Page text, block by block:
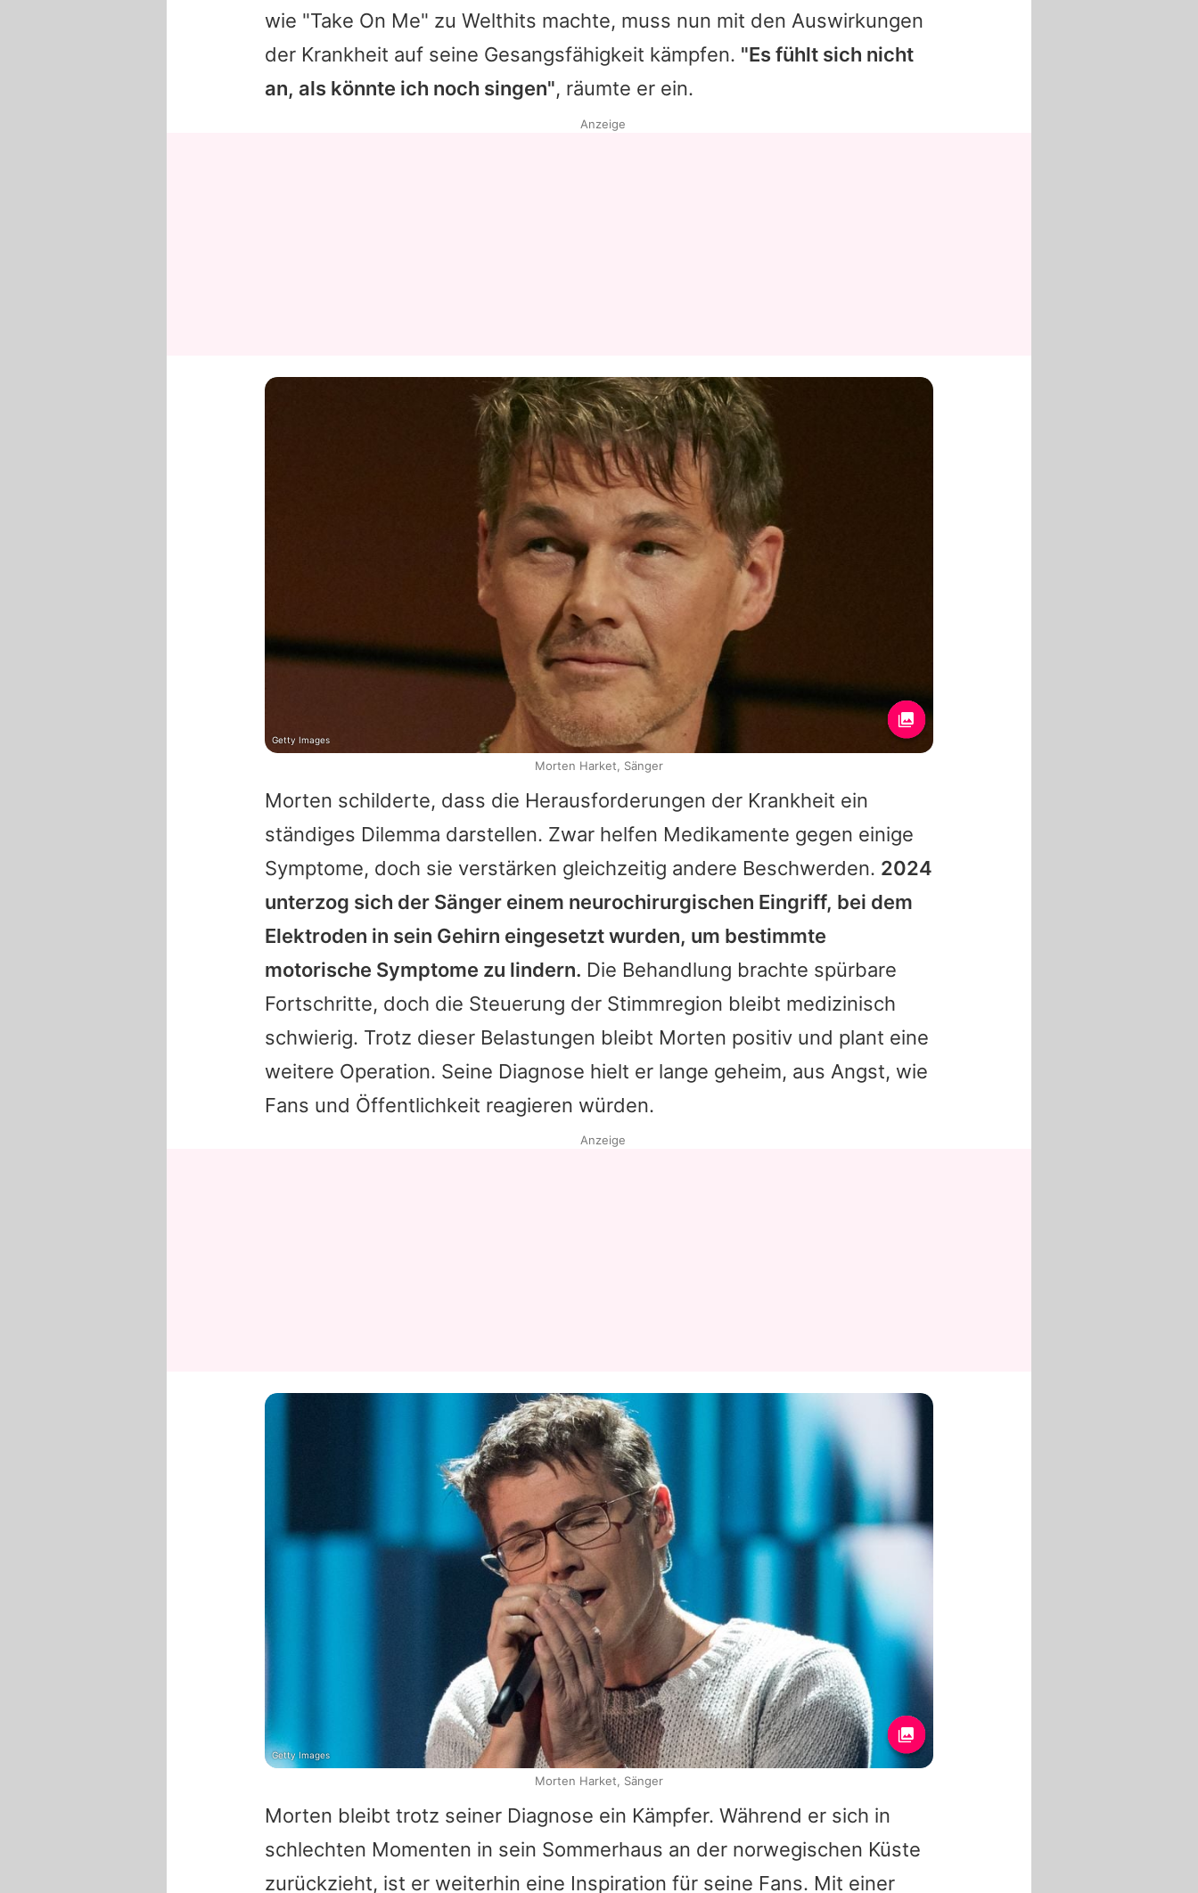
wie "Take On Me" zu Welthits machte, muss nun mit den Auswirkungen
der Krankheit auf seine Gesangsfähigkeit kämpfen. "Es fühlt sich nicht
an, als könnte ich noch singen", räumte er ein.
Morten schilderte, dass die Herausforderungen der Krankheit ein
ständiges Dilemma darstellen. Zwar helfen Medikamente gegen einige
Symptome, doch sie verstärken gleichzeitig andere Beschwerden. 2024
unterzog sich der Sänger einem neurochirurgischen Eingriff, bei dem
Elektroden in sein Gehirn eingesetzt wurden, um bestimmte
motorische Symptome zu lindern. Die Behandlung brachte spürbare
Fortschritte, doch die Steuerung der Stimmregion bleibt medizinisch
schwierig. Trotz dieser Belastungen bleibt Morten positiv und plant eine
weitere Operation. Seine Diagnose hielt er lange geheim, aus Angst, wie
Fans und Öffentlichkeit reagieren würden.
Morten bleibt trotz seiner Diagnose ein Kämpfer. Während er sich in
schlechten Momenten in sein Sommerhaus an der norwegischen Küste
zurückzieht, ist er weiterhin eine Inspiration für seine Fans. Mit einer
Anzeige
Getty Images
Morten Harket, Sänger
Anzeige
Getty Images
Morten Harket, Sänger